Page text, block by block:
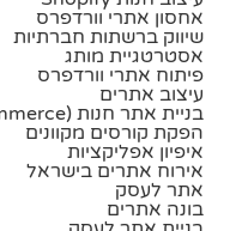
אחסון אתרי וורדפרס
שיווק ברשתות חברתיות
אסטרטגיית מותג
פיתוח אתרי וורדפרס
עיצוב אתרים
בניית אתר חנות (ecommerce) וחנויות מקוונת
הפקת קורסים מקוונים
איפיון אפליקציות
אירוח אתרים בישראל
אתר לעסק
בונה אתרים